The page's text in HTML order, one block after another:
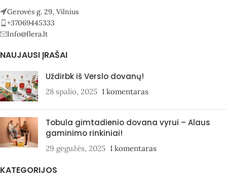
Gerovės g. 29, Vilnius
+37069445333
Info@flera.lt
NAUJAUSI ĮRAŠAI
Uždirbk iš Verslo dovanų!
28 spalio, 2025 1 komentaras
Tobula gimtadienio dovana vyrui – Alaus
gaminimo rinkiniai!
29 gegužės, 2025 1 komentaras
KATEGORIJOS